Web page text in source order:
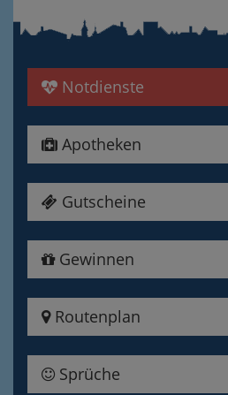
Notdienste
Apotheken
Gutscheine
Gewinnen
Routenplan
Sprüche